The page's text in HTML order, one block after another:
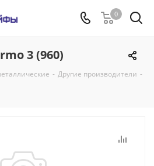
0
3 (960)
- Другие производители -